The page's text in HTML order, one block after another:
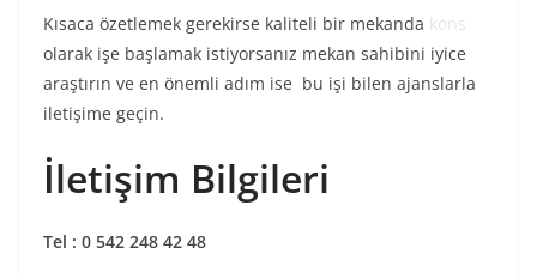
Kısaca özetlemek gerekirse kaliteli bir mekanda kons
olarak işe başlamak istiyorsanız mekan sahibini iyice
araştırın ve en önemli adım ise bu işi bilen ajanslarla
iletişime geçin.
İletişim Bilgileri
Tel : 0 542 248 42 48